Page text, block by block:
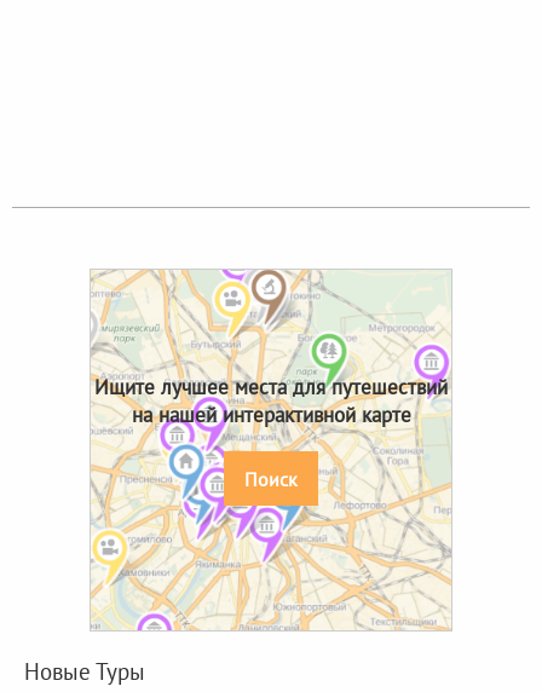
Ищите лучшее места для путешествий
на нашей интерактивной карте
Поиск
Новые Туры